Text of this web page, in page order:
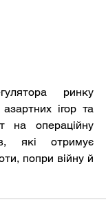
ринку
ігор та
на операційну
які отримує
попри війну й